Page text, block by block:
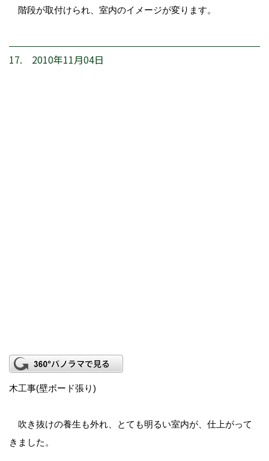
階段が取付けられ、室内のイメージが変ります。
17. 2010年11月04日
木工事(壁ボード張り)
吹き抜けの養生も外れ、とても明るい室内が、仕上がって
きました。